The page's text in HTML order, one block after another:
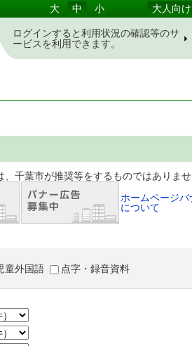
大 中 小 大人向け
ログインすると利用状況の確認等のサ
ービスを利用できます。
等をするものではありません
ホームページ
について
童外国語 点字・録音資料